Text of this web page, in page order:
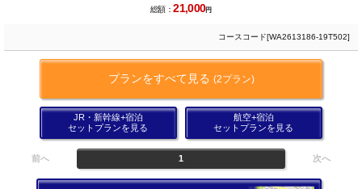
総額：21,000円
コースコード[WA2613186-19T502]
プランをすべて見る (2プラン)
JR・新幹線+宿泊
セットプランを見る
航空+宿泊
セットプランを見る
前へ 1 次へ